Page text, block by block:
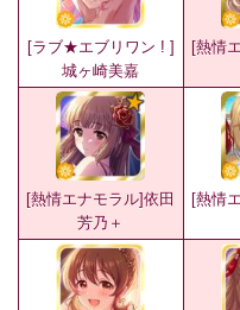
[ラブ★エブリワン ! ]
城ヶ崎美嘉
[熱情
[熱情エナモラル]依田
芳乃＋
[熱情